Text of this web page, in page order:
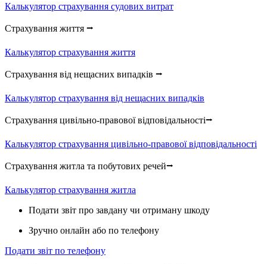
Калькулятор страхування судових витрат
Страхування життя ⭢
Калькулятор страхування життя
Страхування від нещасних випадків ⭢
Калькулятор страхування від нещасних випадків
Страхування цивільно-правової відповідальності⭢
Калькулятор страхування цивільно-правової відповідальності
Страхування житла та побутових речей⭢
Калькулятор страхування житла
Подати звіт про завдану чи отриману шкоду
Зручно онлайн або по телефону
Подати звіт по телефону